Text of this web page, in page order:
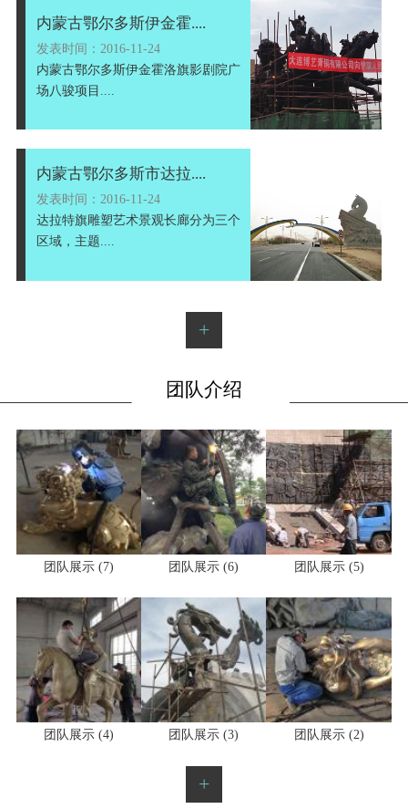
内蒙古鄂尔多斯伊金霍....
发表时间：2016-11-24
内蒙古鄂尔多斯伊金霍洛旗影剧院广
场八骏项目....
内蒙古鄂尔多斯市达拉....
发表时间：2016-11-24
达拉特旗雕塑艺术景观长廊分为三个
区域，主题....
+
团队介绍
团队展示 (7) 团队展示 (6) 团队展示 (5)
团队展示 (4) 团队展示 (3) 团队展示 (2)
+